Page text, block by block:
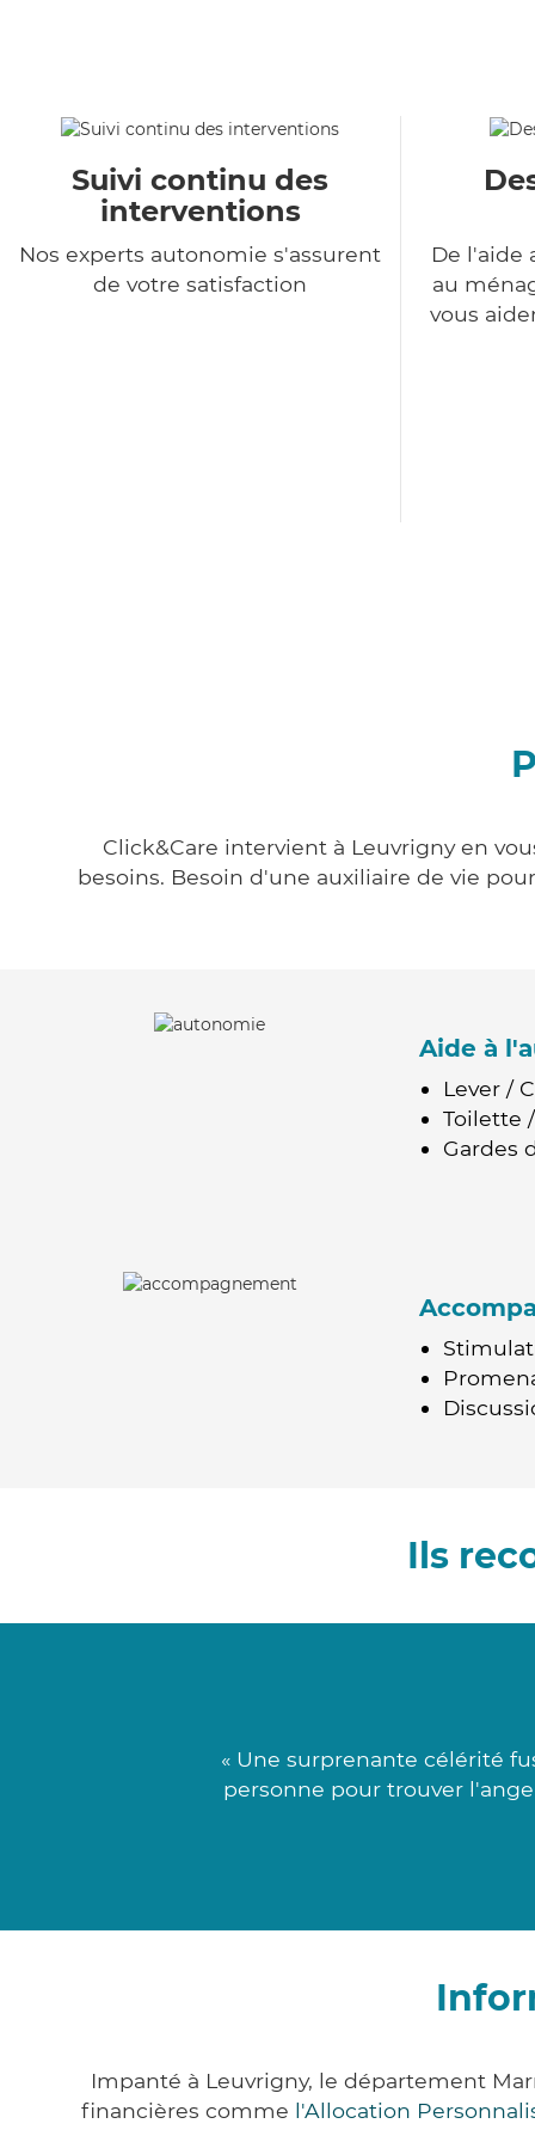
Suivi continu des
interventions
Nos experts autonomie s'assurent
de votre satisfaction
De l'aide
au
vous
Click&Care intervient à Leuvrigny en
besoins. Besoin d'une auxiliaire de vie
Aide à
Lever /
Toilette
Gardes
Ils
« Une surprenante célérité
personne pour trouver
Impanté à Leuvrigny, le département
financières comme l'Allocation